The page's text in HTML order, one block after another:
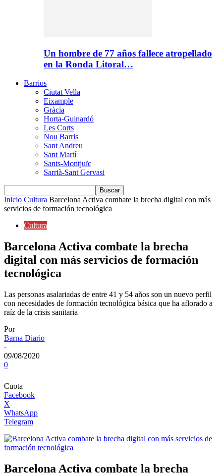
Un hombre de 77 años fallece atropellado
en la Ronda Litoral…
Barrios
Ciutat Vella
Eixample
Gràcia
Horta-Guinardó
Les Corts
Nou Barris
Sant Andreu
Sant Martí
Sants-Montjuïc
Sarrià-Sant Gervasi
Inicio Cultura Barcelona Activa combate la brecha digital con más
servicios de formación tecnológica
Cultura
Barcelona Activa combate la brecha
digital con más servicios de formación
tecnológica
Las personas asalariadas de entre 41 y 54 años son un nuevo perfil
con necesidades de formación tecnológica básica que ha aflorado a
raíz de la crisis sanitaria
Por
Barna Diario
-
09/08/2020
0
Cuota
Facebook
X
WhatsApp
Telegram
Barcelona Activa combate la brecha